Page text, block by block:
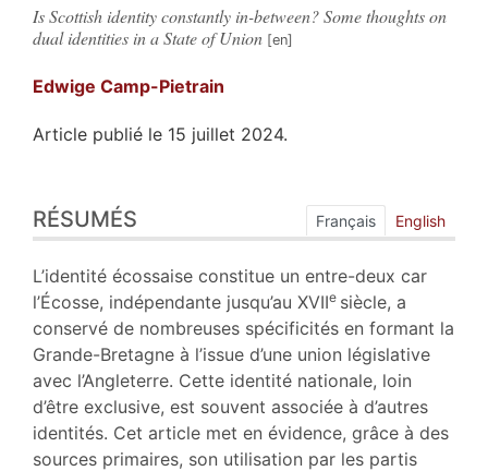
Is Scottish identity constantly in-between? Some thoughts on
dual identities in a State of Union
Edwige Camp-Pietrain
Article publié le 15 juillet 2024.
Index
Plan
Texte
Bibliographie
Citer cet article
Auteur
RÉSUMÉS Français English
L’identité écossaise constitue un entre-deux car
l’Écosse, indépendante jusqu’au XVIIe siècle, a
conservé de nombreuses spécificités en formant la
Grande-Bretagne à l’issue d’une union législative
avec l’Angleterre. Cette identité nationale, loin
d’être exclusive, est souvent associée à d’autres
identités. Cet article met en évidence, grâce à des
sources primaires, son utilisation par les partis